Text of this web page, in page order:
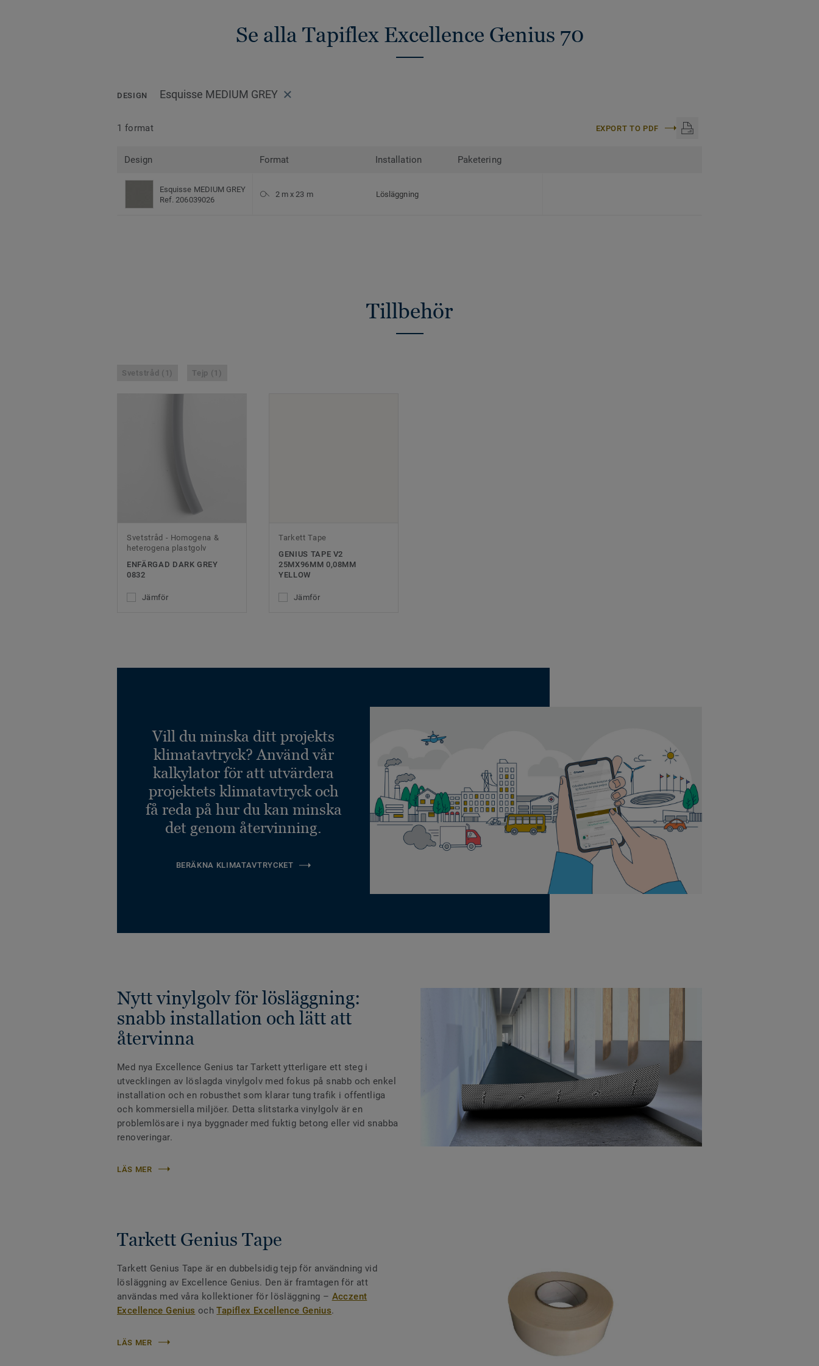
Se alla Tapiflex Excellence Genius 70
DESIGN Esquisse MEDIUM GREY
1 format EXPORT TO PDF
Design Format Installation Paketering
Esquisse MEDIUM GREY
Ref. 206039026
2 m x 23 m Lösläggning
Tillbehör
Svetstråd (1) Tejp (1)
Svetstråd - Homogena &
heterogena plastgolv
ENFÄRGAD DARK GREY
0832
Jämför
Tarkett Tape
GENIUS TAPE V2
25MX96MM 0,08MM
YELLOW
Jämför
Vill du minska ditt projekts
klimatavtryck? Använd vår
kalkylator för att utvärdera
projektets klimatavtryck och
få reda på hur du kan minska
det genom återvinning.
BERÄKNA KLIMATAVTRYCKET
Nytt vinylgolv för lösläggning:
snabb installation och lätt att
återvinna
Med nya Excellence Genius tar Tarkett ytterligare ett steg i
utvecklingen av löslagda vinylgolv med fokus på snabb och enkel
installation och en robusthet som klarar tung trafik i offentliga
och kommersiella miljöer. Detta slitstarka vinylgolv är en
problemlösare i nya byggnader med fuktig betong eller vid snabba
renoveringar.
LÄS MER
Tarkett Genius Tape
Tarkett Genius Tape är en dubbelsidig tejp för användning vid
lösläggning av Excellence Genius. Den är framtagen för att
användas med våra kollektioner för lösläggning – Acczent
Excellence Genius ochTapiflex Excellence Genius.
LÄS MER